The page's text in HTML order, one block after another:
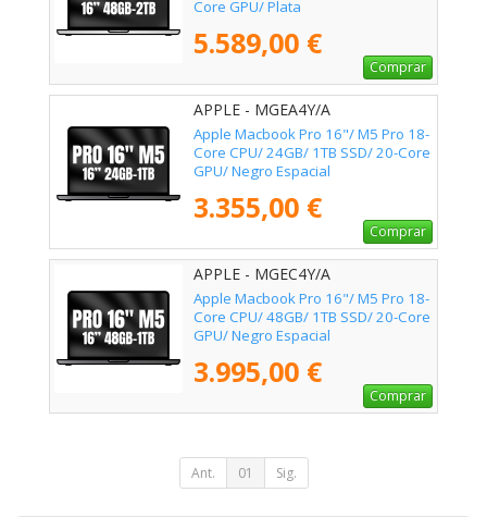
Core GPU/ Plata
5.589,00 €
Comprar
APPLE - MGEA4Y/A
Apple Macbook Pro 16"/ M5 Pro 18-
Core CPU/ 24GB/ 1TB SSD/ 20-Core
GPU/ Negro Espacial
3.355,00 €
Comprar
APPLE - MGEC4Y/A
Apple Macbook Pro 16"/ M5 Pro 18-
Core CPU/ 48GB/ 1TB SSD/ 20-Core
GPU/ Negro Espacial
3.995,00 €
Comprar
Ant. 01 Sig.